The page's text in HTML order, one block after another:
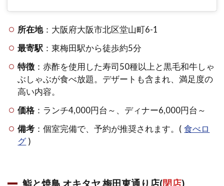
所在地：大阪府大阪市北区堂山町6-1
最寄駅 ：東梅田駅から徒歩約5分
特徴 ：赤酢を使用した寿司50種以上と黒毛和牛しゃ
ぶしゃぶが食べ放題。デザートも含まれ、満足度の
高い内容。
価格 ：ランチ4,000円台～、ディナー6,000円台～
備考 ：個室完備で、予約が推奨されます。( 食べロ
グ )
鮨と焼鳥 オキタヤ 梅田東通り店(閉店)